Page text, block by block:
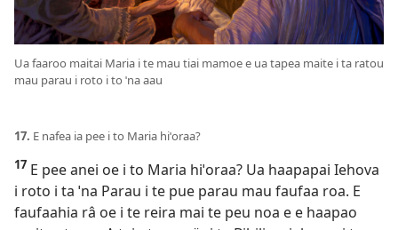
Ua faaroo maitai Maria i te mau tiai mamoe e ua tapea maite i ta ratou
mau parau i roto i to ˈna aau
17. E nafea ia pee i to Maria hiˈoraa?
17 E pee anei oe i to Maria hiˈoraa? Ua haapapai Iehova
i roto i ta ˈna Parau i te pue parau mau faufaa roa. E
faufaahia râ oe i te reira mai te peu noa e e haapao